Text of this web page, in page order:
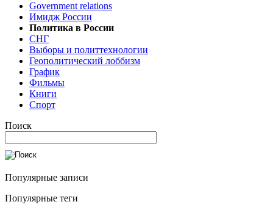
Government relations
Имидж России
Политика в России
СНГ
Выборы и политтехнологии
Геополитический лоббизм
График
Фильмы
Книги
Спорт
Поиск
Популярные записи
Популярные теги